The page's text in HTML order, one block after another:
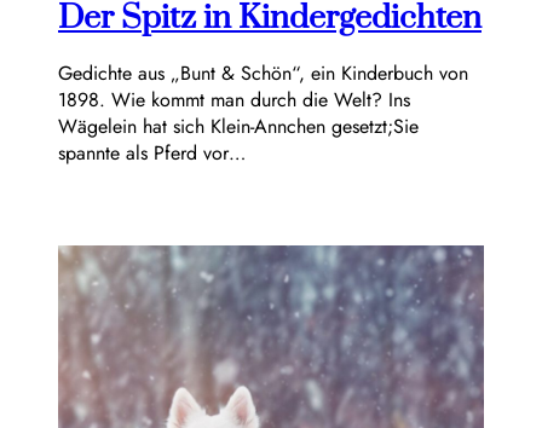
Der Spitz in Kindergedichten
Gedichte aus „Bunt & Schön“, ein Kinderbuch von
1898. Wie kommt man durch die Welt? Ins
Wägelein hat sich Klein-Annchen gesetzt;Sie
spannte als Pferd vor…